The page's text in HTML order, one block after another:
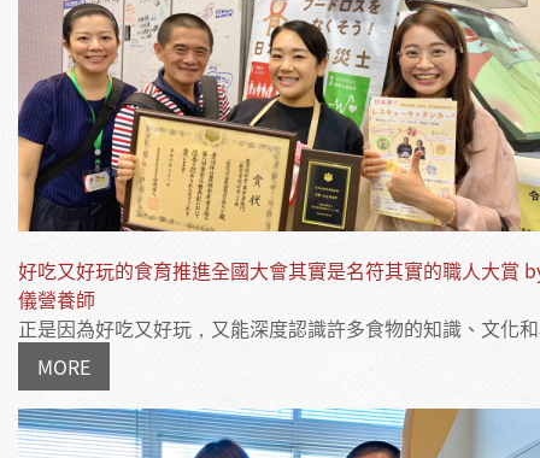
好吃又好玩的食育推進全國大會其實是名符其實的職人大賞
儀營養師
正是因為好吃又好玩，又能深度認識許多食物的知識、文化
MORE